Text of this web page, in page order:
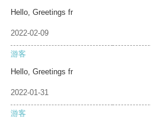
Hello, Greetings fr
2022-02-09
游客
Hello, Greetings fr
2022-01-31
游客